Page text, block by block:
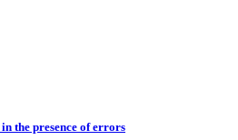
the presence of errors